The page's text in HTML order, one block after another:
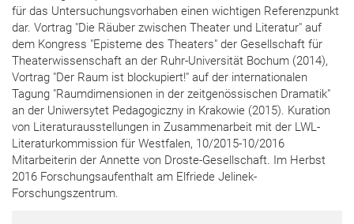
für das Untersuchungsvorhaben einen wichtigen Referenzpunkt
dar. Vortrag "Die Räuber zwischen Theater und Literatur" auf
dem Kongress "Episteme des Theaters" der Gesellschaft für
Theaterwissenschaft an der Ruhr-Universität Bochum (2014),
Vortrag "Der Raum ist blockupiert!" auf der internationalen
Tagung "Raumdimensionen in der zeitgenössischen Dramatik"
an der Uniwersytet Pedagogiczny in Krakowie (2015). Kuration
von Literaturausstellungen in Zusammenarbeit mit der LWL-
Literaturkommission für Westfalen, 10/2015-10/2016
Mitarbeiterin der Annette von Droste-Gesellschaft. Im Herbst
2016 Forschungsaufenthalt am Elfriede Jelinek-
Forschungszentrum.